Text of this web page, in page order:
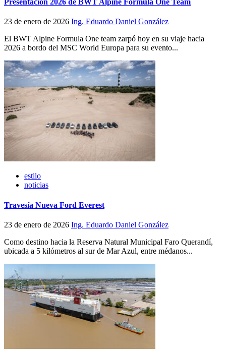
Presentación 2026 de BWT Alpine Formula One Team
23 de enero de 2026 Ing. Eduardo Daniel González
El BWT Alpine Formula One team zarpó hoy en su viaje hacia
2026 a bordo del MSC World Europa para su evento...
estilo
noticias
Travesía Nueva Ford Everest
23 de enero de 2026 Ing. Eduardo Daniel González
Como destino hacia la Reserva Natural Municipal Faro Querandí,
ubicada a 5 kilómetros al sur de Mar Azul, entre médanos...